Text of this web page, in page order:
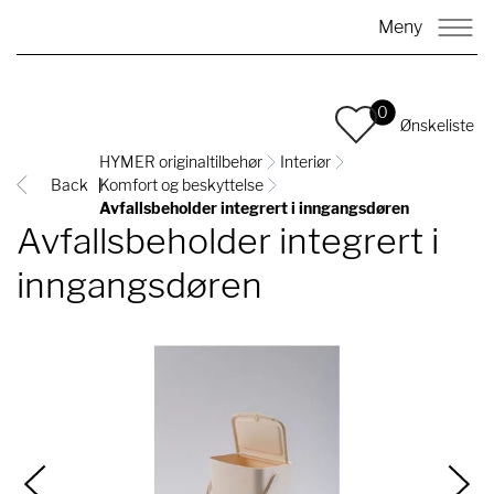
Meny
0
Ønskeliste
Back
HYMER originaltilbehør
Interiør
Komfort og beskyttelse
Avfallsbeholder integrert i inngangsdøren
Avfallsbeholder integrert i
inngangsdøren